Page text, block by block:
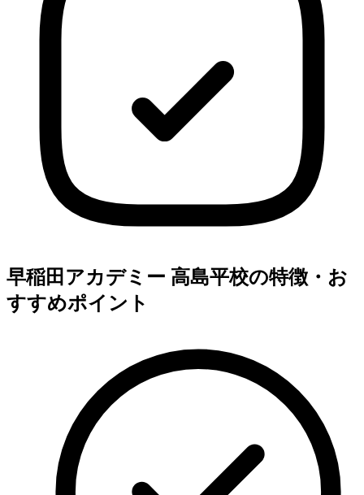
早稲田アカデミー 高島平校の特徴・お
すすめポイント